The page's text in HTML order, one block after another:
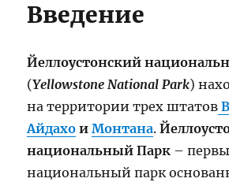
Введение
Йеллоустонский
(Yellowstone National Park)
на территории трех штатов
Айдахо иМонтана.
национальный Парк –
национальный парк